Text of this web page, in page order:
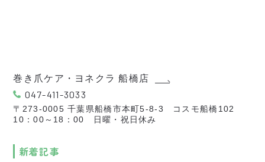
巻き爪ケア・ヨネクラ 船橋店
047-411-3033
〒273-0005 千葉県船橋市本町5-8-3 コスモ船橋102
10：00～18：00 日曜・祝日休み
新着記事